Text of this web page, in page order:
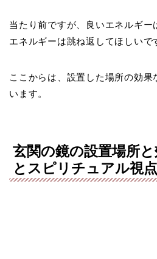
当たり前ですが、良いエネルギー
エネルギーは跳ね返してほしいで
ここからは、設置した場所の効果
います。
玄関の鏡の設置場所
とスピリチュアル視点